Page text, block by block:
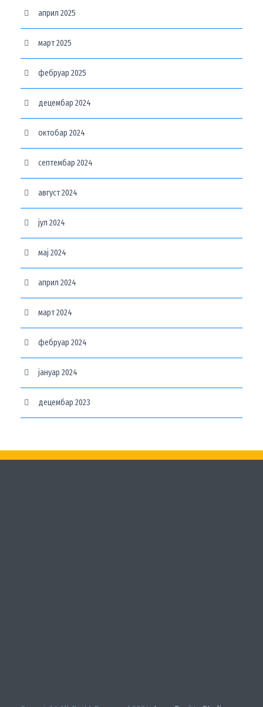
април 2025
март 2025
фебруар 2025
децембар 2024
октобар 2024
септембар 2024
август 2024
јул 2024
мај 2024
април 2024
март 2024
фебруар 2024
јануар 2024
децембар 2023